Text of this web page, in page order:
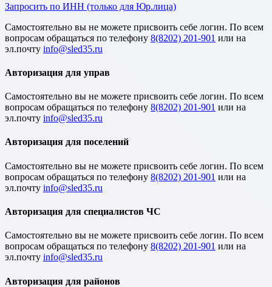
Запросить по ИНН (только для Юр.лица)
Cамостоятельно вы не можете присвоить себе логин. По всем
вопросам обращаться по телефону 8(8202) 201-901 или на
эл.почту
Авторизация для управ
Cамостоятельно вы не можете присвоить себе логин. По всем
вопросам обращаться по телефону 8(8202) 201-901 или на
эл.почту
Авторизация для поселений
Cамостоятельно вы не можете присвоить себе логин. По всем
вопросам обращаться по телефону 8(8202) 201-901 или на
эл.почту
Авторизация для специалистов ЧС
Cамостоятельно вы не можете присвоить себе логин. По всем
вопросам обращаться по телефону 8(8202) 201-901 или на
эл.почту
Авторизация для районов